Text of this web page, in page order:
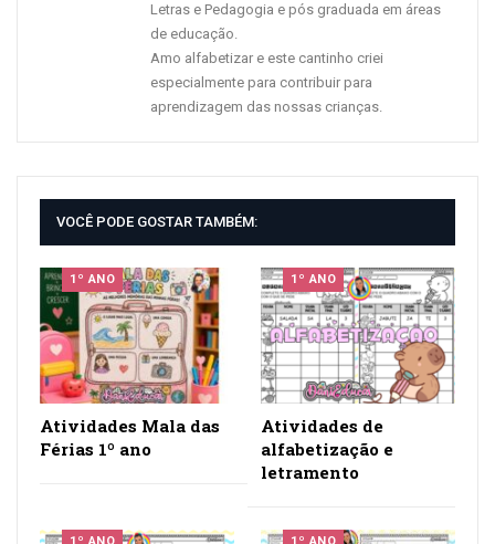
Letras e Pedagogia e pós graduada em áreas
de educação.
Amo alfabetizar e este cantinho criei
especialmente para contribuir para
aprendizagem das nossas crianças.
VOCÊ PODE GOSTAR TAMBÉM:
1º ANO
Atividades Mala das
Férias 1º ano
1º ANO
Atividades de
alfabetização e
letramento
1º ANO 1º ANO